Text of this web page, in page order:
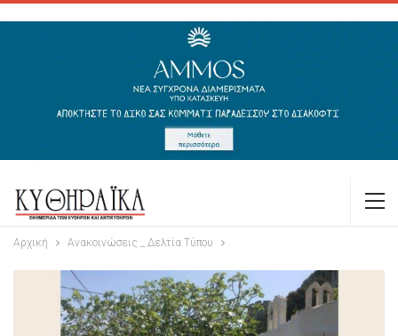
Αρχική Ανακοινώσεις _ Δελτία Τύπου